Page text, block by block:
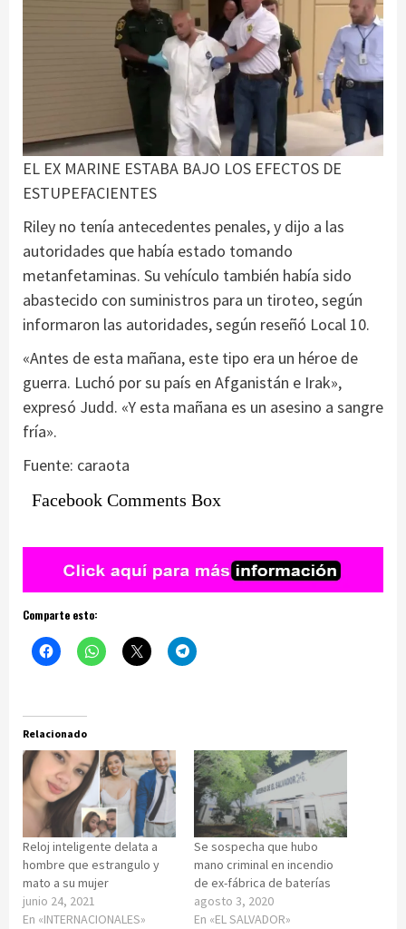
EL EX MARINE ESTABA BAJO LOS EFECTOS DE
ESTUPEFACIENTES
Riley no tenía antecedentes penales, y dijo a las
autoridades que había estado tomando
metanfetaminas. Su vehículo también había sido
abastecido con suministros para un tiroteo, según
informaron las autoridades, según reseñó Local 10.
«Antes de esta mañana, este tipo era un héroe de
guerra. Luchó por su país en Afganistán e Irak»,
expresó Judd. «Y esta mañana es un asesino a sangre
fría».
Fuente: caraota
Facebook Comments Box
Comparte esto:
Relacionado
Reloj inteligente delata a
hombre que estrangulo y
mato a su mujer
junio 24, 2021
En «INTERNACIONALES»
Se sospecha que hubo
mano criminal en incendio
de ex-fábrica de baterías
agosto 3, 2020
En «EL SALVADOR»